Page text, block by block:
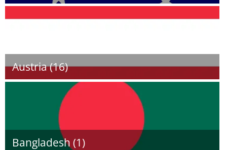
Austria (16)
Bangladesh (1)